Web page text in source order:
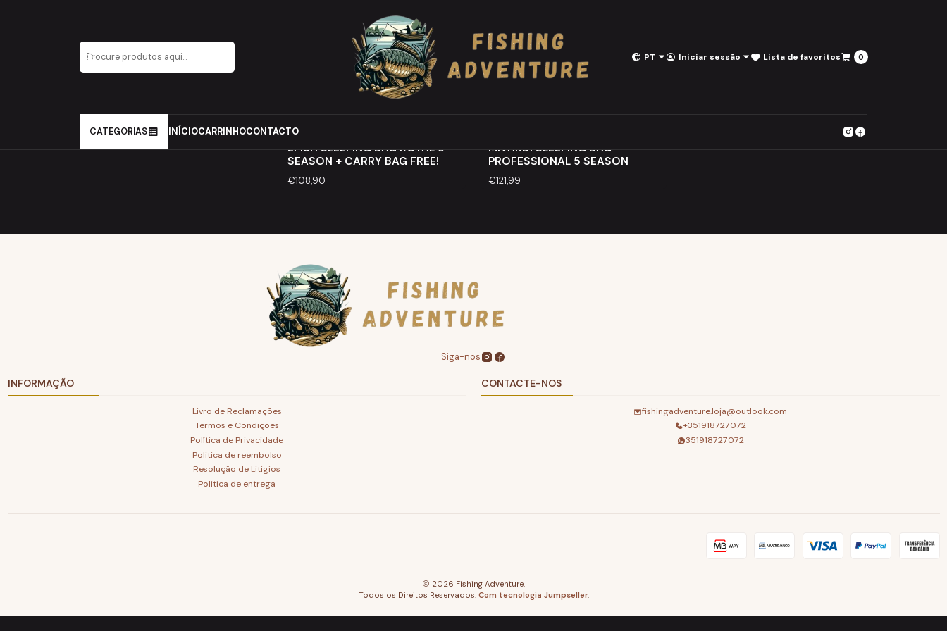
PT Iniciar sessão Lista de favoritos 0
CATEGORIAS INÍCIOCARRINHOCONTACTO
Sacos de cama
ZFish
ZFISH SLEEPING BAG ROYAL 5
SEASON + CARRY BAG FREE!
€108,90
MIVARDI SLEEPING BAG
PROFESSIONAL 5 SEASON
€121,99
Siga-nos
INFORMAÇÃO
Livro de Reclamações
Termos e Condições
Política de Privacidade
Politica de reembolso
Resolução de Litigios
Politica de entrega
CONTACTE-NOS
fishingadventure.loja@outlook.com
+351918727072
351918727072
2026 Fishing Adventure.
Todos os Direitos Reservados. Com tecnologia Jumpseller.